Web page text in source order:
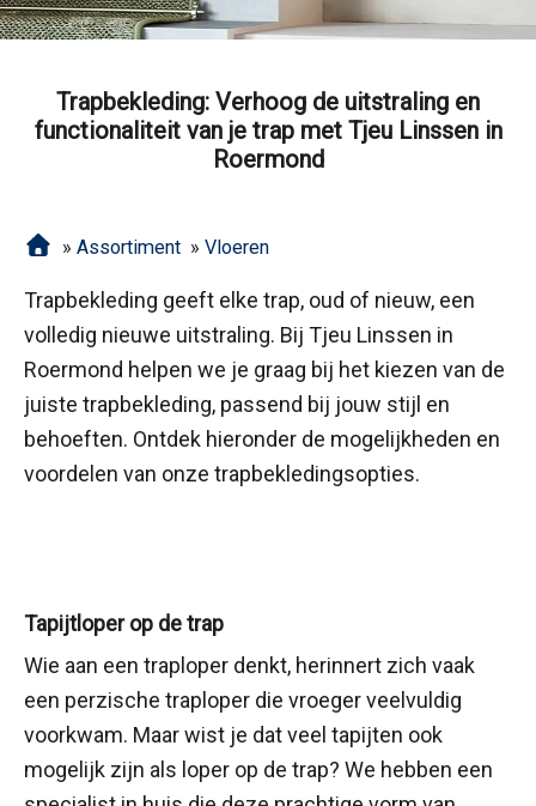
Trapbekleding: Verhoog de uitstraling en
functionaliteit van je trap met Tjeu Linssen in
Roermond
»Assortiment »Vloeren
Trapbekleding geeft elke trap, oud of nieuw, een
volledig nieuwe uitstraling. Bij Tjeu Linssen in
Roermond helpen we je graag bij het kiezen van de
juiste trapbekleding, passend bij jouw stijl en
behoeften. Ontdek hieronder de mogelijkheden en
voordelen van onze trapbekledingsopties.
Tapijtloper op de trap
Wie aan een traploper denkt, herinnert zich vaak
een perzische traploper die vroeger veelvuldig
voorkwam. Maar wist je dat veel tapijten ook
mogelijk zijn als loper op de trap? We hebben een